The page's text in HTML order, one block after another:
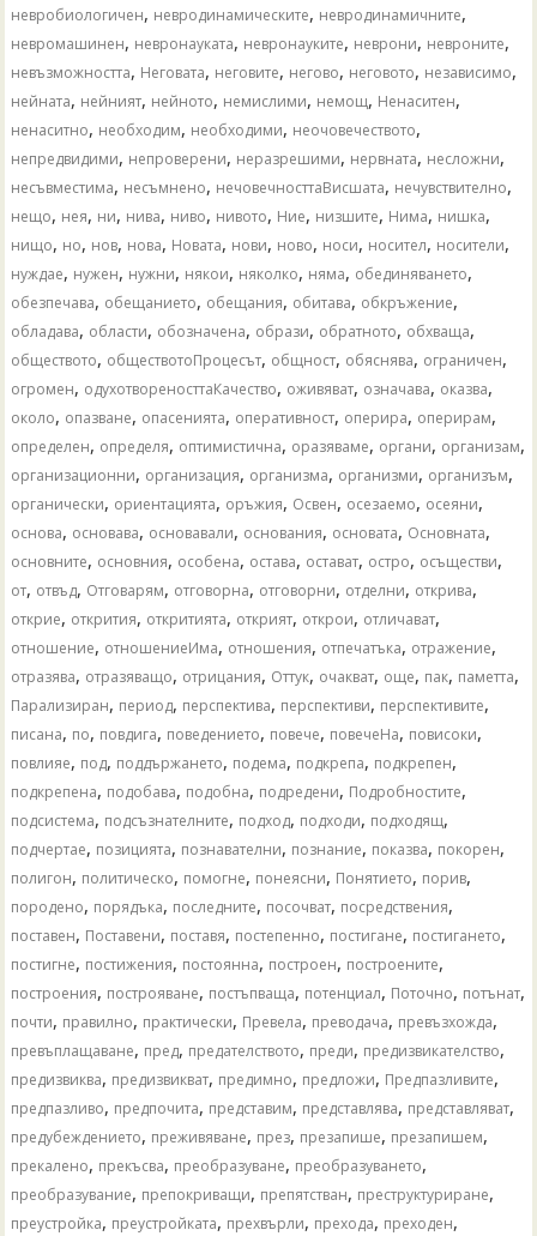
невробиологичен, невродинамическите, невродинамичните,
невромашинен, невронауката, невронауките, неврони, невроните,
невъзможността, Неговата, неговите, негово, неговото, независимо,
нейната, нейният, нейното, немислими, немощ, Ненаситен,
ненаситно, необходим, необходими, неочовечеството,
непредвидими, непроверени, неразрешими, нервната, несложни,
несъвместима, несъмнено, нечовечносттаВисшата, нечувствително,
нещо, нея, ни, нива, ниво, нивото, Ние, низшите, Нима, нишка,
нищо, но, нов, нова, Новата, нови, ново, носи, носител, носители,
нуждае, нужен, нужни, някои, няколко, няма, обединяването,
обезпечава, обещанието, обещания, обитава, обкръжение,
обладава, области, обозначена, образи, обратното, обхваща,
обществото, обществотоПроцесът, общност, обяснява, ограничен,
огромен, одухотвореносттаКачество, оживяват, означава, оказва,
около, опазване, опасенията, оперативност, оперира, оперирам,
определен, определя, оптимистична, оразяваме, органи, организам,
организационни, организация, организма, организми, организъм,
органически, ориентацията, оръжия, Освен, осезаемо, осеяни,
основа, основава, основавали, основания, основата, Основната,
основните, основния, особена, остава, остават, остро, осъществи,
от, отвъд, Отговарям, отговорна, отговорни, отделни, открива,
открие, открития, откритията, открият, открои, отличават,
отношение, отношениеИма, отношения, отпечатъка, отражение,
отразява, отразяващо, отрицания, Оттук, очакват, още, пак, паметта,
Парализиран, период, перспектива, перспективи, перспективите,
писана, по, повдига, поведението, повече, повечеНа, повисоки,
повлияе, под, поддържането, подема, подкрепа, подкрепен,
подкрепена, подобава, подобна, подредени, Подробностите,
подсистема, подсъзнателните, подход, подходи, подходящ,
подчертае, позицията, познавателни, познание, показва, покорен,
полигон, политическо, помогне, понеясни, Понятието, порив,
породено, порядъка, последните, посочват, посредствения,
поставен, Поставени, поставя, постепенно, постигане, постигането,
постигне, постижения, постоянна, построен, построените,
построения, построяване, постъпваща, потенциал, Поточно, потънат,
почти, правилно, практически, Превела, преводача, превъзхожда,
превъплащаване, пред, предателството, преди, предизвикателство,
предизвиква, предизвикват, предимно, предложи, Предпазливите,
предпазливо, предпочита, представим, представлява, представляват,
предубеждението, преживяване, през, презапише, презапишем,
прекалено, прекъсва, преобразуване, преобразуването,
преобразувание, препокриващи, препятстван, преструктуриране,
преустройка, преустройката, прехвърли, прехода, преходен,